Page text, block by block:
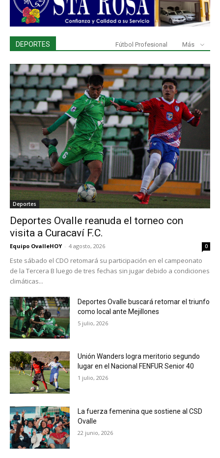
DEPORTES Fútbol Profesional Más
Deportes
Deportes Ovalle reanuda el torneo con
visita a Curacaví F.C.
Equipo OvalleHOY - 4 agosto, 2026 0
Este sábado el CDO retomará su participación en el campeonato
de la Tercera B luego de tres fechas sin jugar debido a condiciones
climáticas...
Deportes Ovalle buscará retomar el triunfo
como local ante Mejillones
5 julio, 2026
Unión Wanders logra meritorio segundo
lugar en el Nacional FENFUR Senior 40
1 julio, 2026
La fuerza femenina que sostiene al CSD
Ovalle
22 junio, 2026